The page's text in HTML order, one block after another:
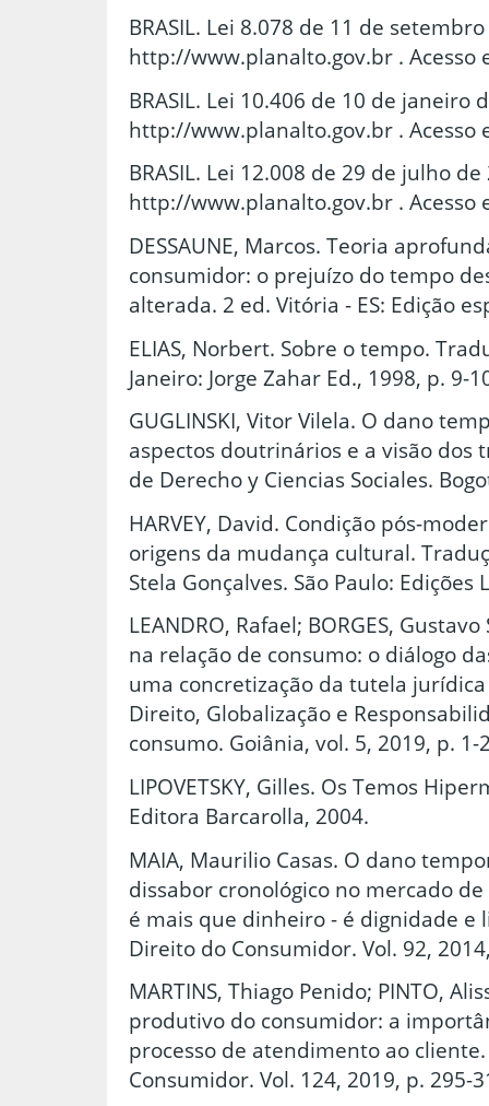
BRASIL. Lei 8.078 de 11 de
http://www.planalto.gov.br . Acesso
BRASIL. Lei 10.406 de 10 de janeiro
http://www.planalto.gov.br . Acesso
BRASIL. Lei 12.008 de 29 de julho
http://www.planalto.gov.br . Acesso
DESSAUNE, Marcos. Teoria
consumidor: o prejuízo do tempo
alterada. 2 ed. Vitória - ES: Edição
ELIAS, Norbert. Sobre o tempo.
Janeiro: Jorge Zahar Ed., 1998, p. 9-
GUGLINSKI, Vitor Vilela. O dano
aspectos doutrinários e a visão dos
de Derecho y Ciencias Sociales.
HARVEY, David. Condição pós-
origens da mudança cultural.
Stela Gonçalves. São Paulo: Edições
LEANDRO, Rafael; BORGES,
na relação de consumo: o diálogo
uma concretização da tutela
Direito, Globalização e
consumo. Goiânia, vol. 5, 2019, p. 1-
LIPOVETSKY, Gilles. Os Temos
Editora Barcarolla, 2004.
MAIA, Maurilio Casas. O dano
dissabor cronológico no mercado
é mais que dinheiro - é dignidade e
Direito do Consumidor. Vol. 92,
MARTINS, Thiago Penido; PINTO,
produtivo do consumidor: a
processo de atendimento ao
Consumidor. Vol. 124, 2019, p. 295-